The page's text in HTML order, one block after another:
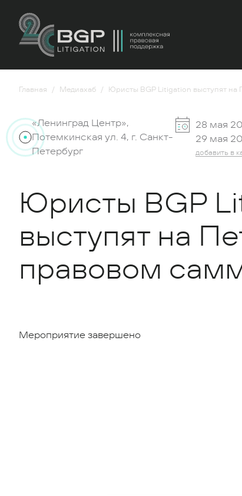
Главная Медиахаб Юристы BGP Litigation выступят
«Ленинград Центр»,
Потемкинская ул. 4, г. Санкт-
Петербург
28 мая
29 мая
добавить в
Юристы BGP
выступят на
правовом
Мероприятие завершено